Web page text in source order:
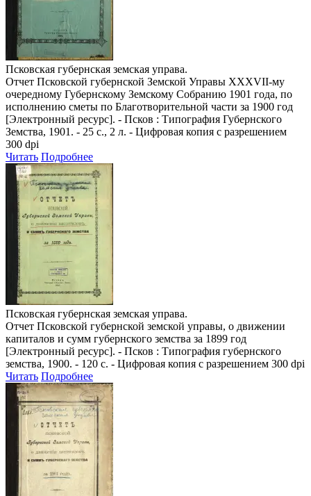
Псковская губернская земская управа.
Отчет Псковской губернской Земской Управы XXXVII-му
очередному Губернскому Земскому Собранию 1901 года, по
исполнению сметы по Благотворительной части за 1900 год
[Электронный ресурс]. - Псков : Типография Губернского
Земства, 1901. - 25 с., 2 л. - Цифровая копия с разрешением
300 dpi
Читать Подробнее
Псковская губернская земская управа.
Отчет Псковской губернской земской управы, о движении
капиталов и сумм губернского земства за 1899 год
[Электронный ресурс]. - Псков : Типография губернского
земства, 1900. - 120 с. - Цифровая копия с разрешением 300 dpi
Читать Подробнее